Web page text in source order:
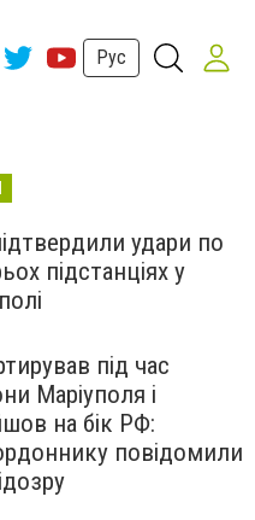
Рус
удари по
підстанціях у
під час
Маріуполя і
на бік РФ:
повідомили